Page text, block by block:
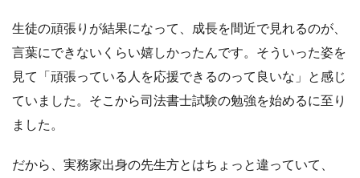
生徒の頑張りが結果になって、成長を間近で見れるのが、
言葉にできないくらい嬉しかったんです。そういった姿を
見て「頑張っている人を応援できるのって良いな」と感じ
ていました。そこから司法書士試験の勉強を始めるに至り
ました。
だから、実務家出身の先生方とはちょっと違っていて、